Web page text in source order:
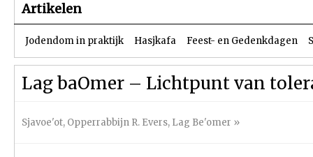
Artikelen
Jodendom in praktijk Hasjkafa Feest- en Gedenkdagen
Lag baOmer – Lichtpunt van
Sjavoe'ot, Opperrabbijn R. Evers, Lag Be'omer »